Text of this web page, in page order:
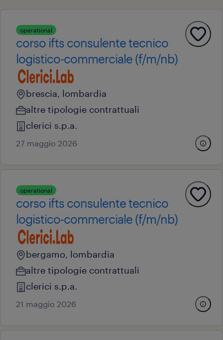
operational
corso ifts consulente tecnico
logistico-commerciale (f/m/nb)
brescia, lombardia
altre tipologie contrattuali
clerici s.p.a.
27 maggio 2026
operational
corso ifts consulente tecnico
logistico-commerciale (f/m/nb)
bergamo, lombardia
altre tipologie contrattuali
clerici s.p.a.
21 maggio 2026